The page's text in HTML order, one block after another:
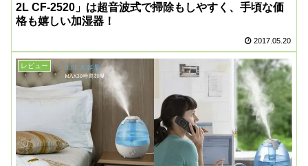
2L CF-2520」は超音波式で掃除もしやすく、手頃な価
格も嬉しい加湿器！
2017.05.20
レビュー